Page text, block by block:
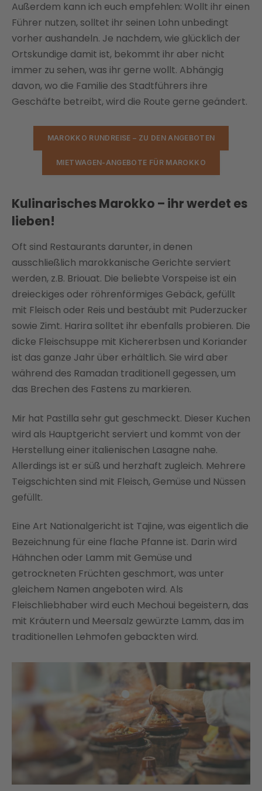
Außerdem kann ich euch empfehlen: Wollt ihr einen
Führer nutzen, solltet ihr seinen Lohn unbedingt
vorher aushandeln. Je nachdem, wie glücklich der
Ortskundige damit ist, bekommt ihr aber nicht
immer zu sehen, was ihr gerne wollt. Abhängig
davon, wo die Familie des Stadtführers ihre
Geschäfte betreibt, wird die Route gerne geändert.
MAROKKO RUNDREISE – ZU DEN ANGEBOTEN
MIETWAGEN-ANGEBOTE FÜR MAROKKO
Kulinarisches Marokko – ihr werdet es
lieben!
Oft sind Restaurants darunter, in denen
ausschließlich marokkanische Gerichte serviert
werden, z.B. Briouat. Die beliebte Vorspeise ist ein
dreieckiges oder röhrenförmiges Gebäck, gefüllt
mit Fleisch oder Reis und bestäubt mit Puderzucker
sowie Zimt. Harira solltet ihr ebenfalls probieren. Die
dicke Fleischsuppe mit Kichererbsen und Koriander
ist das ganze Jahr über erhältlich. Sie wird aber
während des Ramadan traditionell gegessen, um
das Brechen des Fastens zu markieren.
Mir hat Pastilla sehr gut geschmeckt. Dieser Kuchen
wird als Hauptgericht serviert und kommt von der
Herstellung einer italienischen Lasagne nahe.
Allerdings ist er süß und herzhaft zugleich. Mehrere
Teigschichten sind mit Fleisch, Gemüse und Nüssen
gefüllt.
Eine Art Nationalgericht ist Tajine, was eigentlich die
Bezeichnung für eine flache Pfanne ist. Darin wird
Hähnchen oder Lamm mit Gemüse und
getrockneten Früchten geschmort, was unter
gleichem Namen angeboten wird. Als
Fleischliebhaber wird euch Mechoui begeistern, das
mit Kräutern und Meersalz gewürzte Lamm, das im
traditionellen Lehmofen gebackten wird.